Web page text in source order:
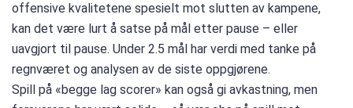
offensive kvalitetene spesielt mot slutten av kampene,
kan det være lurt å satse på mål etter pause – eller
uavgjort til pause. Under 2.5 mål har verdi med tanke på
regnværet og analysen av de siste oppgjørene.
Spill på «begge lag scorer» kan også gi avkastning, men